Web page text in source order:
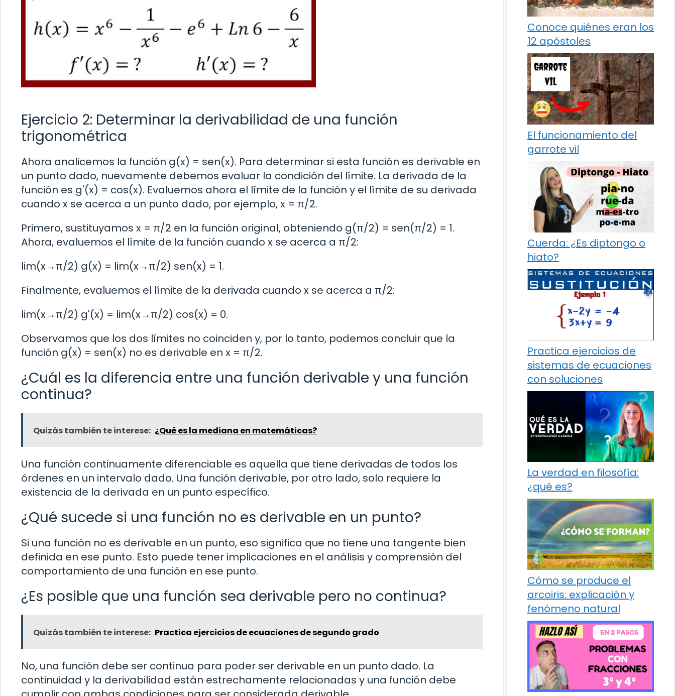
Ejercicio 2: Determinar la derivabilidad de una función
trigonométrica
Ahora analicemos la función g(x) = sen(x). Para determinar si esta función es derivable en
un punto dado, nuevamente debemos evaluar la condición del límite. La derivada de la
función es g'(x) = cos(x). Evaluemos ahora el límite de la función y el límite de su derivada
cuando x se acerca a un punto dado, por ejemplo, x = π/2.
Primero, sustituyamos x = π/2 en la función original, obteniendo g(π/2) = sen(π/2) = 1.
Ahora, evaluemos el límite de la función cuando x se acerca a π/2:
lim(x→π/2) g(x) = lim(x→π/2) sen(x) = 1.
Finalmente, evaluemos el límite de la derivada cuando x se acerca a π/2:
lim(x→π/2) g'(x) = lim(x→π/2) cos(x) = 0.
Observamos que los dos límites no coinciden y, por lo tanto, podemos concluir que la
función g(x) = sen(x) no es derivable en x = π/2.
¿Cuál es la diferencia entre una función derivable y una función
continua?
Quizás también te interese: ¿Qué es la mediana en matemáticas?
Una función continuamente diferenciable es aquella que tiene derivadas de todos los
órdenes en un intervalo dado. Una función derivable, por otro lado, solo requiere la
existencia de la derivada en un punto específico.
¿Qué sucede si una función no es derivable en un punto?
Si una función no es derivable en un punto, eso significa que no tiene una tangente bien
definida en ese punto. Esto puede tener implicaciones en el análisis y comprensión del
comportamiento de una función en ese punto.
¿Es posible que una función sea derivable pero no continua?
Quizás también te interese: Practica ejercicios de ecuaciones de segundo grado
No, una función debe ser continua para poder ser derivable en un punto dado. La
continuidad y la derivabilidad están estrechamente relacionadas y una función debe
Conoce quiénes eran los
12 apóstoles
El funcionamiento del
garrote vil
Cuerda: ¿Es diptongo o
hiato?
Practica ejercicios de
sistemas de ecuaciones
con soluciones
La verdad en filosofía:
¿qué es?
Cómo se produce el
arcoiris: explicación y
fenómeno natural